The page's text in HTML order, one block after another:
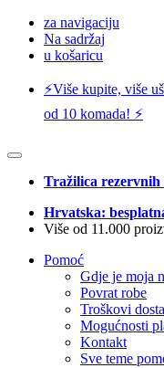
za navigaciju
Na sadržaj
u košaricu
⚡️Više kupite, više
od 10 komada! ⚡️
Tražilica rezervnih
Hrvatska:
Više od 11.000
Pomoć
Gdje je moja
Povrat robe
Troškovi
Mogućnosti
Kontakt
Sve teme